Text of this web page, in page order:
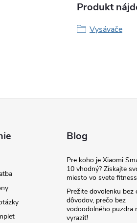
Produkt
Vysávače
Blog
Pre koho je Xiaomi
10 vhodný? Získajte
miesto vo svete
Prežite dovolenku bez
dôvodov, prečo bez
vodoodolného puzdra
vyraziť!